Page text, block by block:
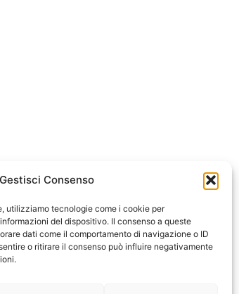
Gestisci Consenso
utilizziamo tecnologie come i cookie per
del dispositivo. Il consenso a queste
dati come il comportamento di navigazione o ID
o ritirare il consenso può influire negativamente